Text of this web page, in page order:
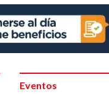
Eventos